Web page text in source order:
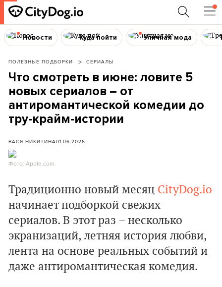
Новости Куда пойти Уличная мода
ПОЛЕЗНЫЕ ПОДБОРКИ СЕРИАЛЫ
Что смотреть в июне: ловите 5
новых сериалов – от
антиромантической комедии до
тру-крайм-истории
ВАСЯ НИКИТИНА01.06.2026
Фото: Apple.com.
Традиционно новый месяц CityDog.io
начинает подборкой свежих
сериалов. В этот раз – несколько
экранизаций, летняя история любви,
лента на основе реальных событий и
даже антиромантическая комедия.